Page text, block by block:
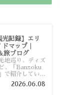
光記録】エリ
マップ｜
旅ブログ
地巡り、ディズ
、「Banzoku
で紹介している
記録をエリアや
した。あなたが
2026.06.08